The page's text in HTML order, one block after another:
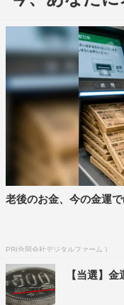
老後のお金、今の金運
PR(合同会社デジタルファーム )
【当選】